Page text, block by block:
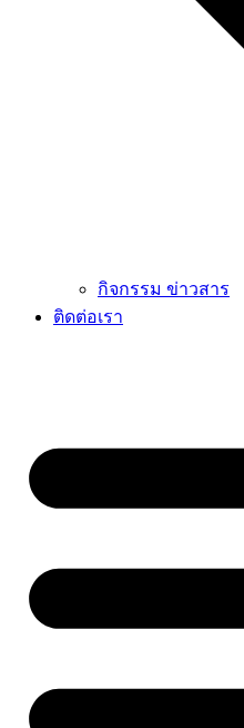
กิจกรรม ข่าวสาร
ติดต่อเรา